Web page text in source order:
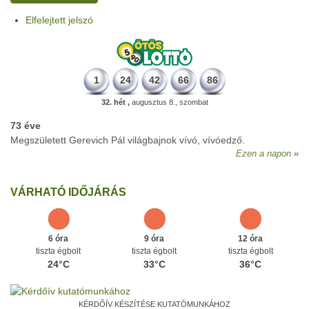
Elfelejtett jelszó
1 24 42 66 86
32. hét ,augusztus 8., szombat
73 éve
Megszületett Gerevich Pál világbajnok vívó, vívóedző.
Ezen a napon
VÁRHATÓ IDŐJÁRÁS
6 óra
tiszta égbolt
24°C
9 óra
tiszta égbolt
33°C
12 óra
tiszta égbolt
36°C
KÉRDŐÍV KÉSZÍTÉSE KUTATÓMUNKÁHOZ